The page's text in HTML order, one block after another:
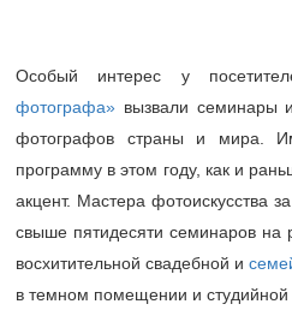
Особый интерес у
фотографа» вызвали семинары
фотографов страны и мира.
программу в этом году, как и
акцент. Мастера фотоискусства
свыше пятидесяти семинаров на
восхитительной свадебной и
в темном помещении и